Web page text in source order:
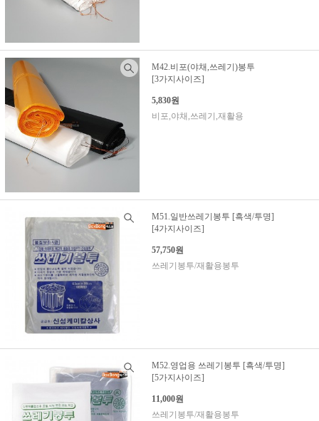
M42.비포(야채,쓰레기)봉투
[3가지사이즈]
5,830원
비포,야채,쓰레기,재활용
M51.일반쓰레기봉투 [흑색/투명]
[4가지사이즈]
57,750원
쓰레기봉투/재활용봉투
M52.영업용 쓰레기봉투 [흑색/투명]
[5가지사이즈]
11,000원
쓰레기봉투/재활용봉투